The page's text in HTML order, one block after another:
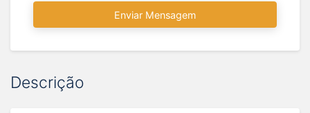
Enviar Mensagem
Descrição